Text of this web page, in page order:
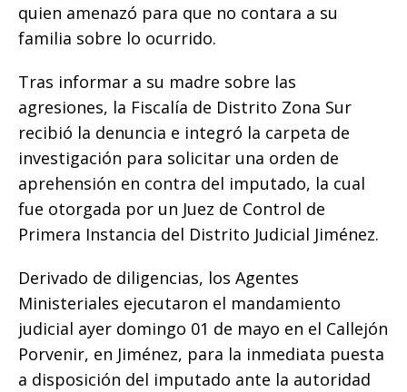
quien amenazó para que no contara a su
familia sobre lo ocurrido.
Tras informar a su madre sobre las
agresiones, la Fiscalía de Distrito Zona Sur
recibió la denuncia e integró la carpeta de
investigación para solicitar una orden de
aprehensión en contra del imputado, la cual
fue otorgada por un Juez de Control de
Primera Instancia del Distrito Judicial Jiménez.
Derivado de diligencias, los Agentes
Ministeriales ejecutaron el mandamiento
judicial ayer domingo 01 de mayo en el Callejón
Porvenir, en Jiménez, para la inmediata puesta
a disposición del imputado ante la autoridad